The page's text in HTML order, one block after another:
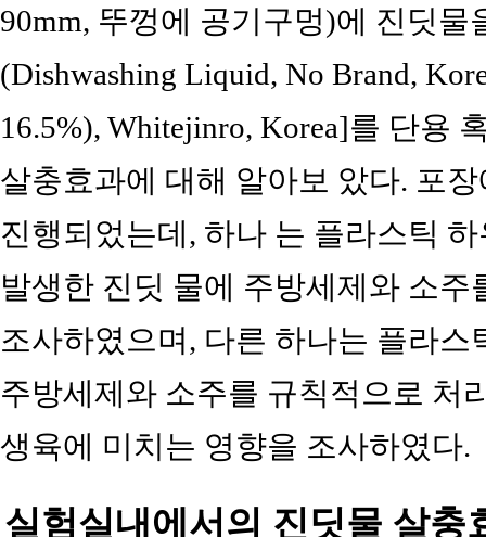
90mm, 뚜껑에 공기구멍)에 진딧물
(Dishwashing Liquid, No Brand,
16.5%), Whitejinro, Korea]를 단용
살충효과에 대해 알아보 았다. 포
진행되었는데, 하나 는 플라스틱
발생한 진딧 물에 주방세제와 소
조사하였으며, 다른 하나는 플라
주방세제와 소주를 규칙적으로 처
생육에 미치는 영향을 조사하였다.
실험실내에서의 진딧물 살충